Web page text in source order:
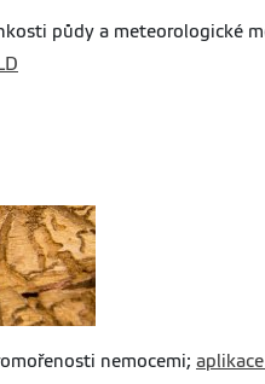
půdy a meteorologické
nemocemi;